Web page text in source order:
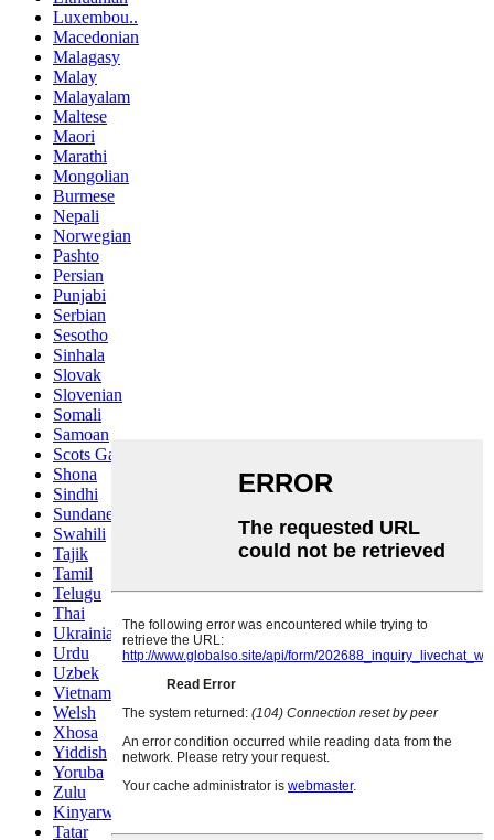
Luxembou..
Macedonian
Malagasy
Malay
Malayalam
Maltese
Maori
Marathi
Mongolian
Burmese
Nepali
Norwegian
Pashto
Persian
Punjabi
Serbian
Sesotho
Sinhala
Slovak
Slovenian
Somali
Samoan
Scots Gaelic
Shona
Sindhi
Sundanese
Swahili
Tajik
Tamil
Telugu
Thai
Ukrainian
Urdu
Uzbek
Vietnamese
Welsh
Xhosa
Yiddish
Yoruba
Zulu
Kinyarwanda
Tatar